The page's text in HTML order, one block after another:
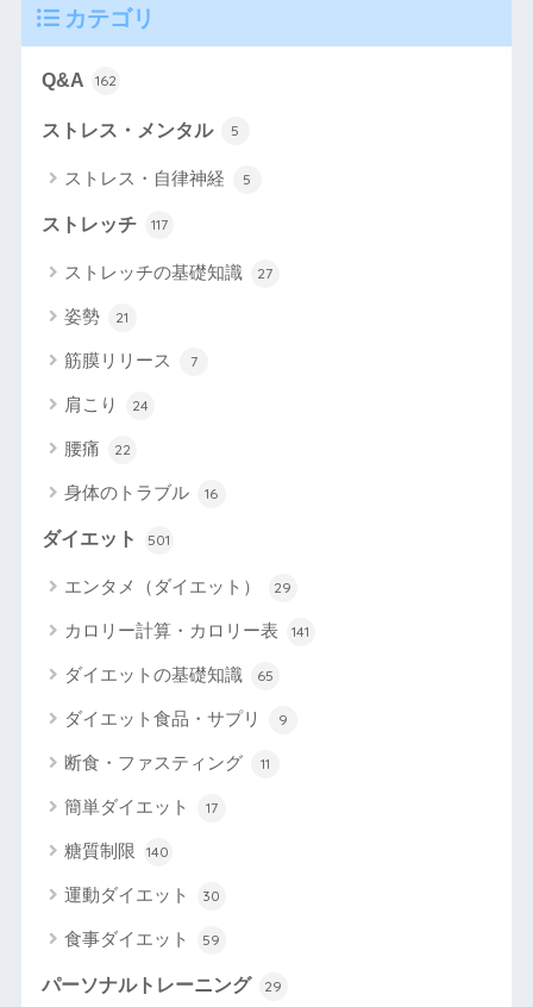
カテゴリ
Q&A 162
ストレス・メンタル 5
ストレス・自律神経 5
ストレッチ 117
ストレッチの基礎知識 27
姿勢 21
筋膜リリース 7
肩こり 24
腰痛 22
身体のトラブル 16
ダイエット 501
エンタメ（ダイエット） 29
カロリー計算・カロリー表 141
ダイエットの基礎知識 65
ダイエット食品・サプリ 9
断食・ファスティング 11
簡単ダイエット 17
糖質制限 140
運動ダイエット 30
食事ダイエット 59
パーソナルトレーニング 29